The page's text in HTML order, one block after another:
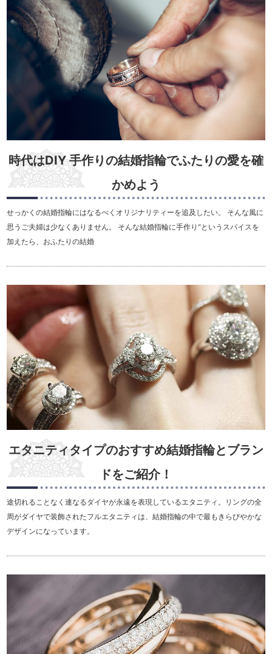
時代はDIY 手作りの結婚指輪でふたりの愛を確
かめよう
せっかくの結婚指輪にはなるべくオリジナリティーを追及したい。 そんな風に
思うご夫婦は少なくありません。 そんな結婚指輪に手作り"というスパイスを
加えたら、おふたりの結婚
エタニティタイプのおすすめ結婚指輪とブラン
ドをご紹介！
途切れることなく連なるダイヤが永遠を表現しているエタニティ。リングの全
周がダイヤで装飾されたフルエタニティは、結婚指輪の中で最もきらびやかな
デザインになっています。